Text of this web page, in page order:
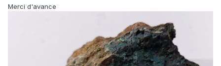
Merci d'avance